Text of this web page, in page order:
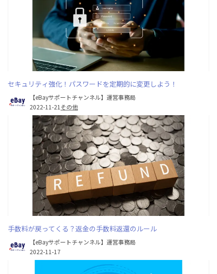
セキュリティ強化！パスワードを定期的に変更しよう！
【eBayサポートチャンネル】運営事務局
2022-11-21 その他
手数料が戻ってくる？返金の手数料返還のルール
【eBayサポートチャンネル】運営事務局
2022-11-17